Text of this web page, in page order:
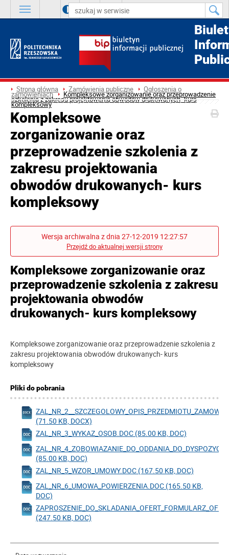
A A A
Strona główna Zamówienia publiczne Ogłoszenia o
zamówieniach Kompleksowe zorganizowanie oraz przeprowadzenie
szkolenia z zakresu projektowania obwodów drukowanych- kurs
kompleksowy
Kompleksowe
zorganizowanie oraz
przeprowadzenie szkolenia z
zakresu projektowania
obwodów drukowanych- kurs
kompleksowy
Wersja archiwalna z dnia 27-12-2019 12:27:57
Przejdź do aktualnej wersji strony
Kompleksowe zorganizowanie oraz
przeprowadzenie szkolenia z zakresu
projektowania obwodów
drukowanych- kurs kompleksowy
Kompleksowe zorganizowanie oraz przeprowadzenie szkolenia z
zakresu projektowania obwodów drukowanych- kurs
kompleksowy
Pliki do pobrania
(71.50 KB, DOCX)
ZAL_NR_3_WYKAZ_OSOB.DOC (85.00 KB, DOC)
(85.00 KB, DOC)
ZAL_NR_5_WZOR_UMOWY.DOC (167.50 KB, DOC)
ZAL_NR_6_UMOWA_POWIERZENIA.DOC (165.50 KB,
DOC)
(247.50 KB, DOC)